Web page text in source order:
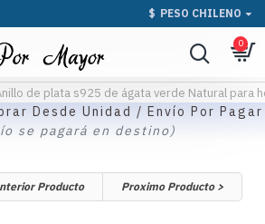
$ PESO CHILENO
0
de plata s925 de ágata verde Natural para
Desde Unidad / Envío Por Pagar
se pagará en destino)
Producto Proximo Producto >